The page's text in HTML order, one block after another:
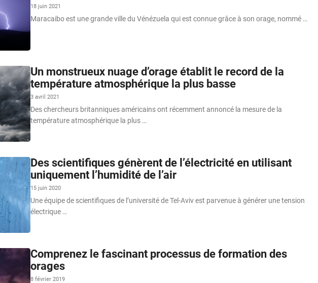
18 juin 2021
Maracaibo est une grande ville du Vénézuela qui est connue grâce à son orage, nommé …
Un monstrueux nuage d’orage établit le record de la
température atmosphérique la plus basse
3 avril 2021
Des chercheurs britanniques américains ont récemment annoncé la mesure de la
température atmosphérique la plus …
Des scientifiques génèrent de l’électricité en utilisant
uniquement l’humidité de l’air
15 juin 2020
Une équipe de scientifiques de l’université de Tel-Aviv est parvenue à générer une tension
électrique …
Comprenez le fascinant processus de formation des
orages
8 février 2019